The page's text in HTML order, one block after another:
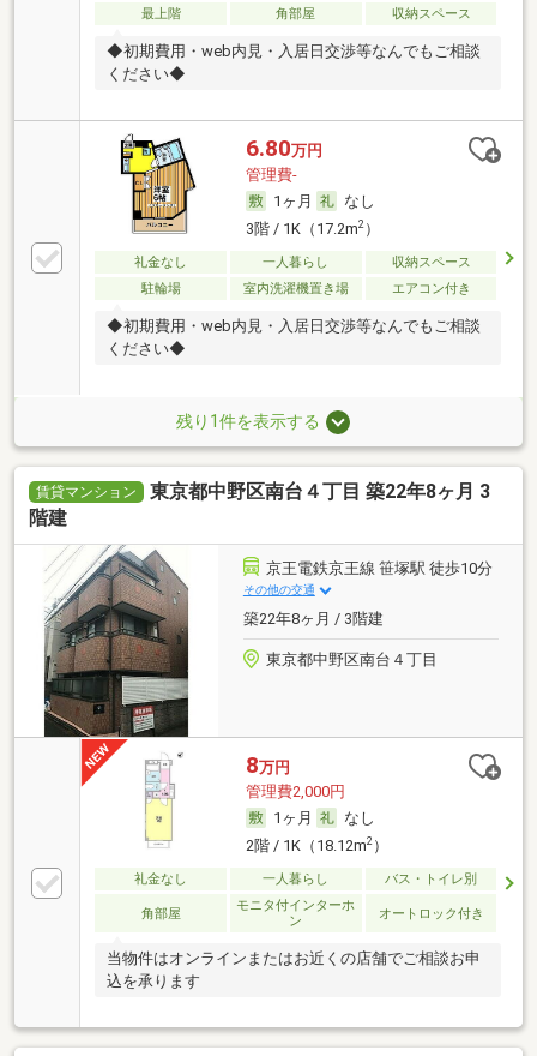
最上階
角部屋 収納スペース
◆初期費用・web内見・入居日交渉等なんでもご相談
ください◆
6.80万円
管理費-
1ヶ月
なし
3階 / 1K（17.2m2）
礼金なし 一人暮らし
収納スペース
駐輪場
室内洗濯機置き場 エアコン付き
◆初期費用・web内見・入居日交渉等なんでもご相談
ください◆
残り1件を表示する
賃貸マンション
東京都中野区南台４丁目 築22年8ヶ月 3
階建
京王電鉄京王線 笹塚駅 徒歩10分
その他の交通
築22年8ヶ月 / 3階建
東京都中野区南台４丁目
8万円
管理費2,000円
1ヶ月
なし
2階 / 1K（18.12m2）
礼金なし 一人暮らし バス・トイレ別
角部屋
モニタ付インターホ
ン
オートロック付き
当物件はオンラインまたはお近くの店舗でご相談お申
込を承ります